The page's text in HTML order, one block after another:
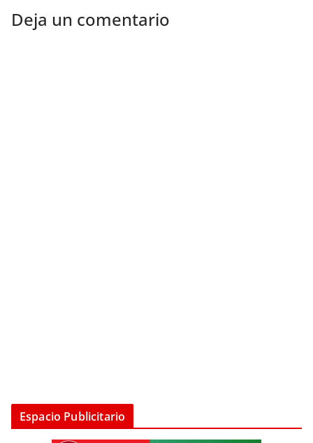
Deja un comentario
Espacio Publicitario